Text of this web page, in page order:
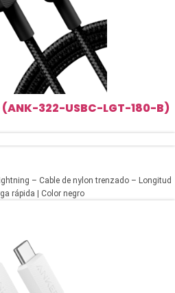
322-USBC-LGT-180-B)
rápida | Color negro